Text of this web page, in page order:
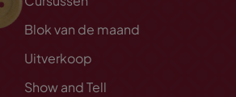
Blok van de maand
Uitverkoop
Show and Tell